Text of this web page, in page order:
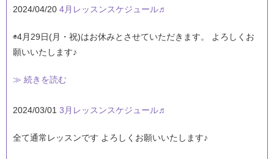
2024/04/20 4月レッスンスケジュール♬
◉4月29日(月・祝)はお休みとさせていただきます。 よろしくお
願いいたします♪
≫ 続きを読む
2024/03/01 3月レッスンスケジュール♬
全て通常レッスンです よろしくお願いいたします♪